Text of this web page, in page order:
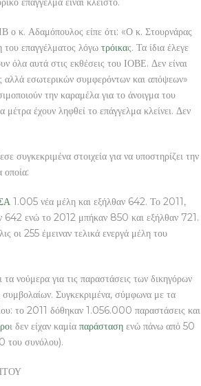
ο κ. Αδαμόπουλος είπε ότι: «Ο κ. Στουρνάρας
του επαγγέλματος λόγω τρόικας. Τα ίδια έλεγε
όλα αυτά στις εκθέσεις του ΙΟΒΕ. Δεν είναι
αλλά εσωτερικών συμφερόντων και απόψεων»
την καραμέλα για το άνοιγμα του
έχουν ληφθεί το επάγγελμα κλείνει. Δεν
συγκεκριμένα στοιχεία για να υποστηρίζει την
οποία:
1.005 νέα μέλη και εξήλθαν 642. Το 2011,
642 ενώ το 2012 μπήκαν 850 και εξήλθαν 721.
οι 255 έμειναν τελικά ενεργά μέλη του
τα νούμερα για τις παραστάσεις των δικηγόρων
συμβολαίων. Συγκεκριμένα, σύμφωνα με τα
το 2011 δόθηκαν 1.056.000 παραστάσεις και
ι δεν είχαν καμία παράσταση ενώ πάνω από 50
του συνόλου).